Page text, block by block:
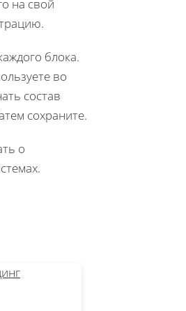
на свой
блока.
во
состав
сохраните.
о